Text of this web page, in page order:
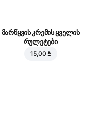
მარწყვის კრემის ყველის
რულეტები
15,00 ₾